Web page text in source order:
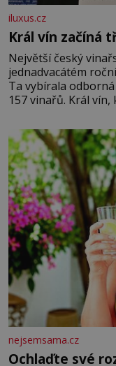
iluxus.cz
Král vín začíná
Největší český
jednadvacátém
Ta vybírala
157 vinařů.
nejsemsama.cz
Ochlaďte své